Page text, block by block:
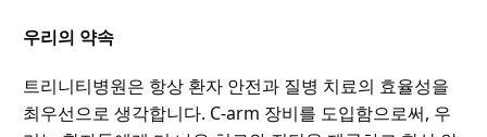
우리의 약속
트리니티병원은 항상 환자 안전과 질병 치료의 효율성을
최우선으로 생각합니다. C-arm 장비를 도입함으로써, 우